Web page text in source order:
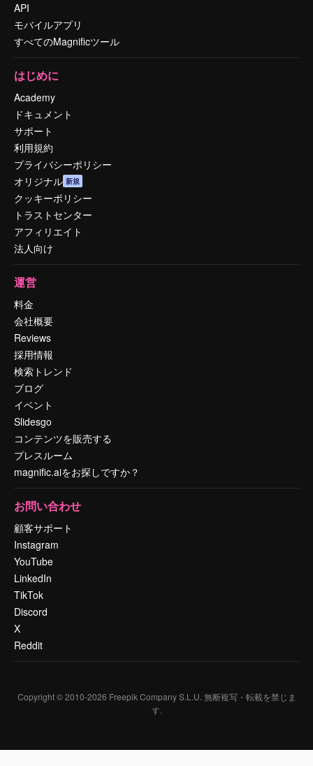
API
モバイルアプリ
すべてのMagnificツール
はじめに
Academy
ドキュメント
サポート
利用規約
プライバシーポリシー
オリジナル 新規
クッキーポリシー
トラストセンター
アフィリエイト
法人向け
運営
料金
会社概要
Reviews
採用情報
検索トレンド
ブログ
イベント
Slidesgo
コンテンツを販売する
プレスルーム
magnific.aiをお探しですか？
お問い合わせ
顧客サポート
Instagram
YouTube
LinkedIn
TikTok
Discord
X
Reddit
Copyright © 2010-2026 Freepik Company S.L.U. 無断複写・転載を禁じま
す.